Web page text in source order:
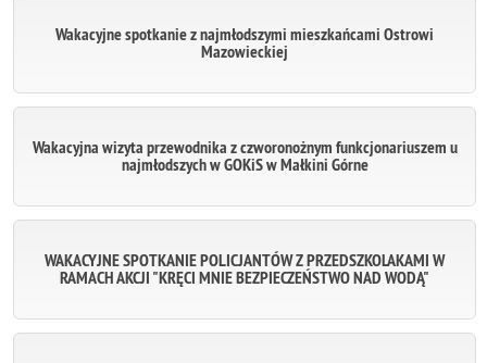
Wakacyjne spotkanie z najmłodszymi mieszkańcami Ostrowi
Mazowieckiej
Wakacyjna wizyta przewodnika z czworonożnym funkcjonariuszem u
najmłodszych w GOKiS w Małkini Górne
WAKACYJNE SPOTKANIE POLICJANTÓW Z PRZEDSZKOLAKAMI W
RAMACH AKCJI "KRĘCI MNIE BEZPIECZEŃSTWO NAD WODĄ"